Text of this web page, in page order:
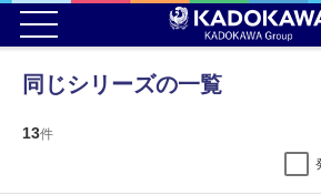
同じシリーズの一覧
13件